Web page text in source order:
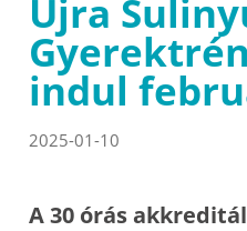
Újra
indul
2025-01-10
A 30 órás